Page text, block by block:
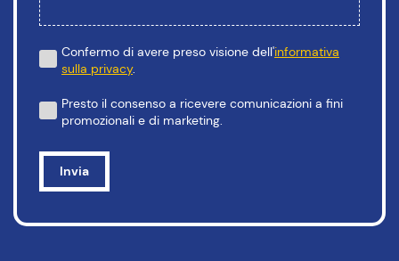
Confermo di avere preso visione dell'informativa
sulla privacy.
Presto il consenso a ricevere comunicazioni a fini
promozionali e di marketing.